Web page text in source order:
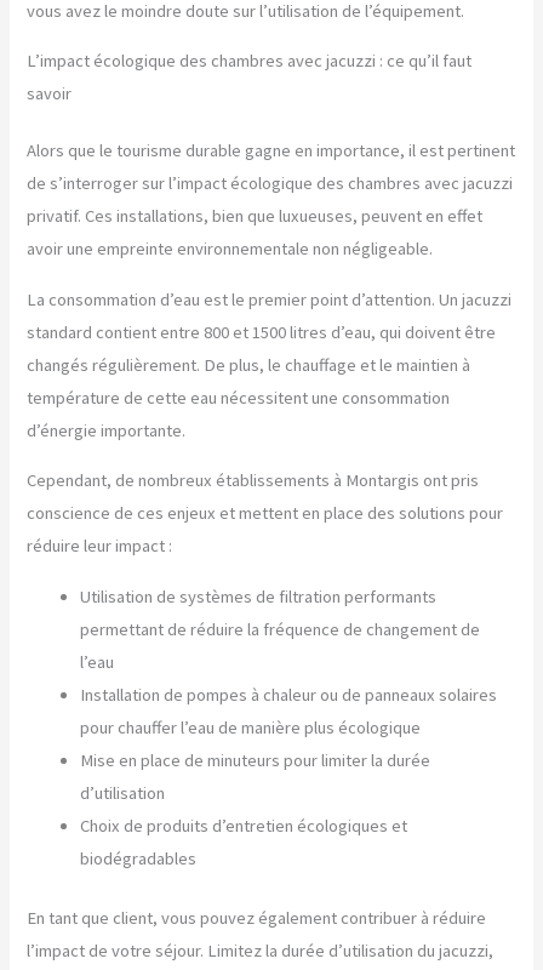
vous avez le moindre doute sur l’utilisation de l’équipement.
L’impact écologique des chambres avec jacuzzi : ce qu’il faut
savoir
Alors que le tourisme durable gagne en importance, il est pertinent
de s’interroger sur l’impact écologique des chambres avec jacuzzi
privatif. Ces installations, bien que luxueuses, peuvent en effet
avoir une empreinte environnementale non négligeable.
La consommation d’eau est le premier point d’attention. Un jacuzzi
standard contient entre 800 et 1500 litres d’eau, qui doivent être
changés régulièrement. De plus, le chauffage et le maintien à
température de cette eau nécessitent une consommation
d’énergie importante.
Cependant, de nombreux établissements à Montargis ont pris
conscience de ces enjeux et mettent en place des solutions pour
réduire leur impact :
Utilisation de systèmes de filtration performants
permettant de réduire la fréquence de changement de
l’eau
Installation de pompes à chaleur ou de panneaux solaires
pour chauffer l’eau de manière plus écologique
Mise en place de minuteurs pour limiter la durée
d’utilisation
Choix de produits d’entretien écologiques et
biodégradables
En tant que client, vous pouvez également contribuer à réduire
l’impact de votre séjour. Limitez la durée d’utilisation du jacuzzi,